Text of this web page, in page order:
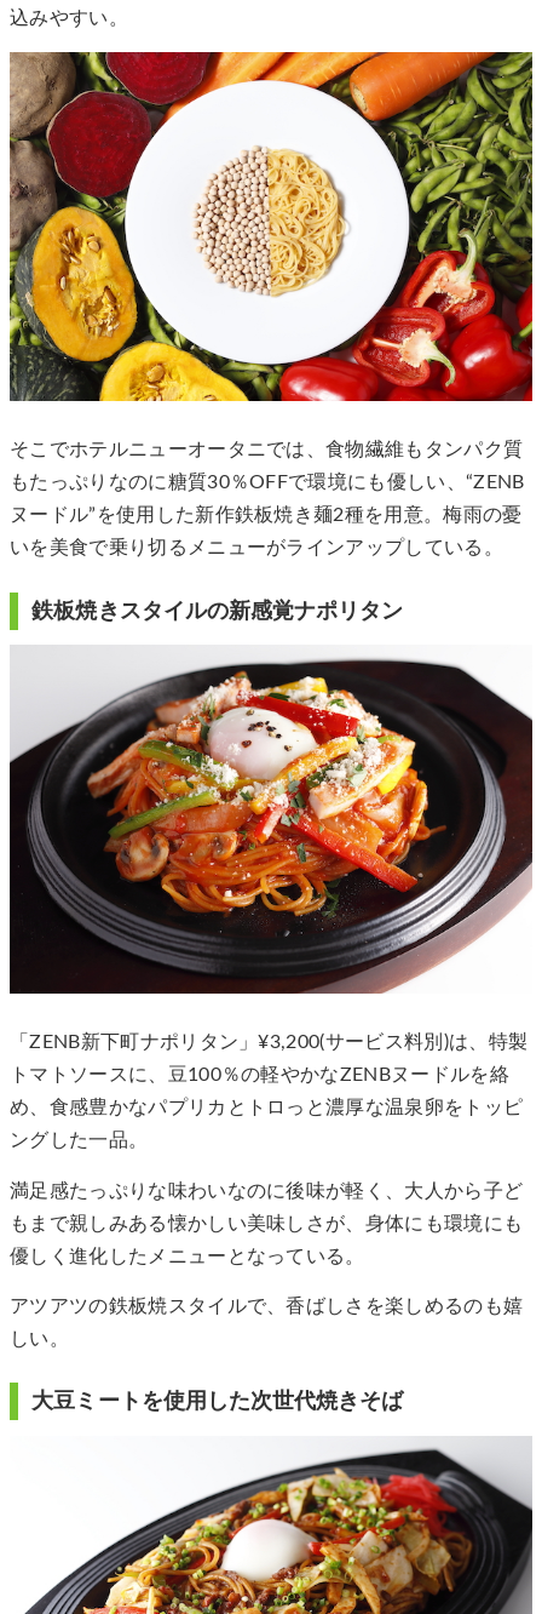
込みやすい。
そこでホテルニューオータニでは、食物繊維もタンパク質
もたっぷりなのに糖質30％OFFで環境にも優しい、“ZENB
ヌードル”を使用した新作鉄板焼き麺2種を用意。梅雨の憂
いを美食で乗り切るメニューがラインアップしている。
鉄板焼きスタイルの新感覚ナポリタン
「ZENB新下町ナポリタン」¥3,200(サービス料別)は、特製
トマトソースに、豆100％の軽やかなZENBヌードルを絡
め、食感豊かなパプリカとトロっと濃厚な温泉卵をトッピ
ングした一品。
満足感たっぷりな味わいなのに後味が軽く、大人から子ど
もまで親しみある懐かしい美味しさが、身体にも環境にも
優しく進化したメニューとなっている。
アツアツの鉄板焼スタイルで、香ばしさを楽しめるのも嬉
しい。
大豆ミートを使用した次世代焼きそば